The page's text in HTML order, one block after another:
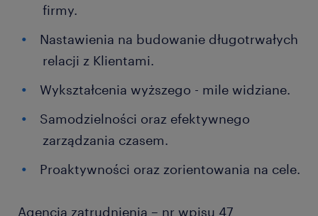
firmy.
Nastawienia na budowanie długotrwałych
relacji z Klientami.
Wykształcenia wyższego - mile widziane.
Samodzielności oraz efektywnego
zarządzania czasem.
Proaktywności oraz zorientowania na cele.
Agencja zatrudnienia – nr wpisu 47